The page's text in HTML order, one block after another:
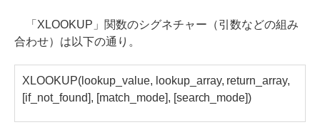
「XLOOKUP」関数のシグネチャー（引数などの組み
合わせ）は以下の通り。
XLOOKUP(lookup_value, lookup_array, return_array,
[if_not_found], [match_mode], [search_mode])